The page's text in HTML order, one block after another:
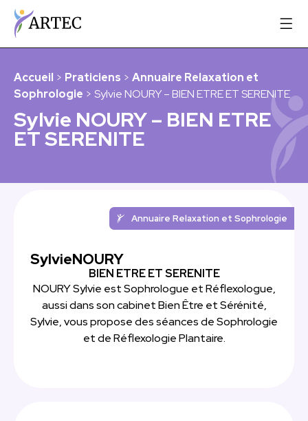
Accueil > Praticiens > Annuaire Relaxation et
Sophrologie > Sylvie NOURY – BIEN ETRE ET SERENITE
Sylvie NOURY – BIEN ETRE
ET SERENITE
Annuaire Relaxation et Sophrologie
SylvieNOURY
BIEN ETRE ET SERENITE
NOURY Sylvie est Sophrologue et Réflexologue,
aussi dans son cabinet Bien Être et Sérénité,
Sylvie, vous propose des séances de Sophrologie
et de Réflexologie Plantaire.